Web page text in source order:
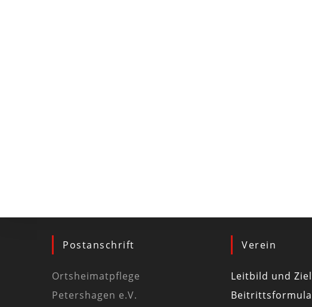
Postanschrift
Ortsheimatpflege
Petershagen e.V.
Verein
Leitbild und